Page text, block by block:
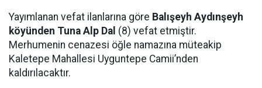
Yayımlanan vefat ilanlarına göre Balışeyh Aydınşeyh
köyünden Tuna Alp Dal (8) vefat etmiştir.
Merhumenin cenazesi öğle namazına müteakip
Kaletepe Mahallesi Uyguntepe Camii’nden
kaldırılacaktır.